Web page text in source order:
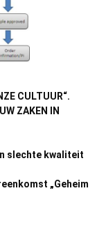
CULTUUR“.
ZAKEN IN
slechte kwaliteit
„Geheim